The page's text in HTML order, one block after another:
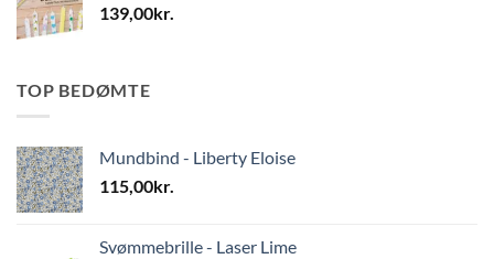
139,00kr.
TOP BEDØMTE
Mundbind - Liberty Eloise
115,00kr.
Svømmebrille - Laser Lime